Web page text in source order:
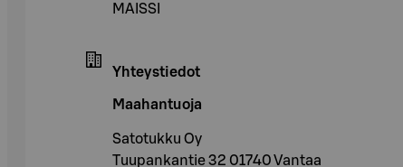
MAISSI
Yhteystiedot
Maahantuoja
Satotukku Oy
Tuupankantie 32 01740 Vantaa